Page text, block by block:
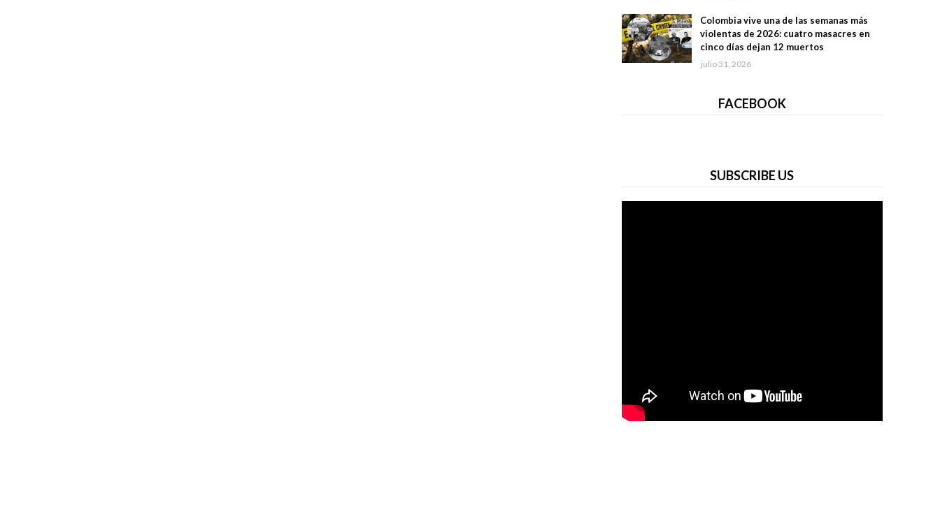
Colombia vive una de las semanas más
violentas de 2026: cuatro masacres en
cinco días dejan 12 muertos
julio 31, 2026
FACEBOOK
SUBSCRIBE US